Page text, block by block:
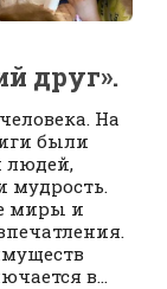
друг».
На
были
людей,
мудрость.
миры и
в...